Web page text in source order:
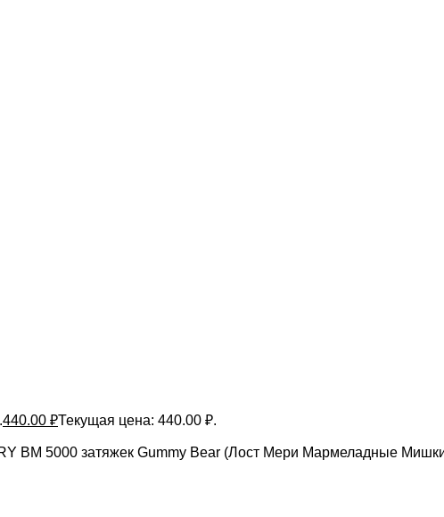
440.00 ₽Текущая цена: 440.00 ₽.
BM 5000 затяжек Gummy Bear (Лост Мери Мармеладные